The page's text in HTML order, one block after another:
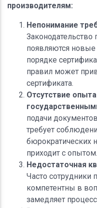
производителям:
Непонимание
Законодательство
появляются
порядке
правил может
сертификата.
Отсутствие
подачи
требует
бюрократических
приходит с опытом.
Недостаточная
Часто сотрудники
компетентны в
замедляет